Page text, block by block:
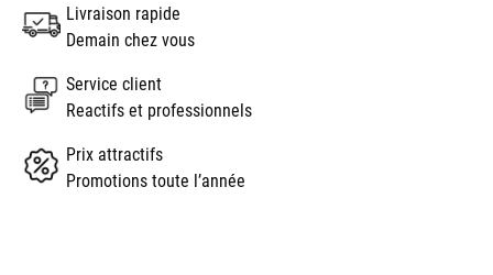
Livraison rapide
Demain chez vous
Service client
Reactifs et professionnels
Prix attractifs
Promotions toute l’année